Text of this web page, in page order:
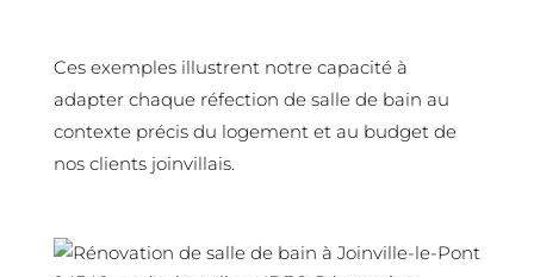
Ces exemples illustrent notre capacité à
adapter chaque réfection de salle de bain au
contexte précis du logement et au budget de
nos clients joinvillais.